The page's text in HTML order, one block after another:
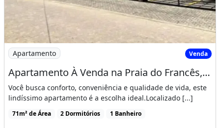
Imagem: Apartamento À Venda na Praia do Francês
Apartamento Venda
Apartamento À Venda na Praia do Francês, Marechal Deodoro/Al
Você busca conforto, conveniência e qualidade de vida, este
lindíssimo apartamento é a escolha ideal.Localizado [...]
71m² de Área 2 Dormitórios 1 Banheiro